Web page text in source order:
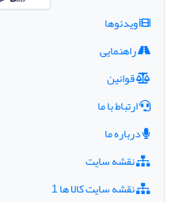
ویدئوها
راهنمایی
قوانین
ارتباط با ما
درباره ما
نقشه سایت
نقشه سایت کالا ها 1